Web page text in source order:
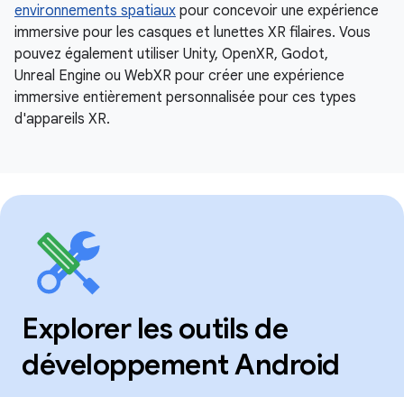
environnements spatiaux pour concevoir une expérience
immersive pour les casques et lunettes XR filaires. Vous
pouvez également utiliser Unity, OpenXR, Godot,
Unreal Engine ou WebXR pour créer une expérience
immersive entièrement personnalisée pour ces types
d'appareils XR.
Explorer les outils de
développement Android